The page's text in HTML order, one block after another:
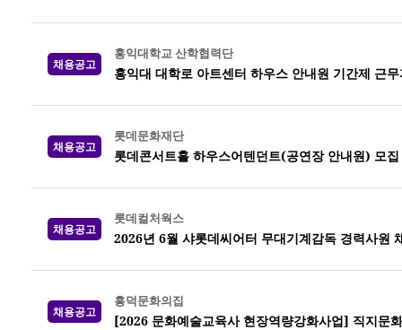
채용공고
홍익대학교 산학협력단
홍익대 대학로 아트센터 하우스 안내원 기간제 근
채용공고
롯데문화재단
롯데콘서트홀 하우스어텐던트(공연장 안내원) 모
채용공고
롯데컬처웍스
2026년 6월 샤롯데씨어터 무대기계감독 경력사원
채용공고
흥덕문화의집
[2026 문화예술교육사 현장역량강화사업] 직지문